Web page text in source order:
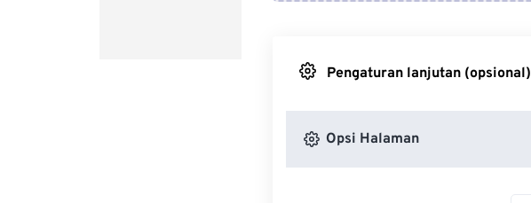
Pengaturan lanjutan (opsional)
Opsi Halaman